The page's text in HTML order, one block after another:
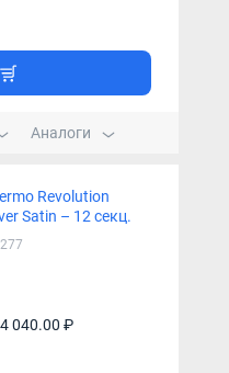
Аналоги
Revolution
Satin – 12 секц.
040.00 ₽